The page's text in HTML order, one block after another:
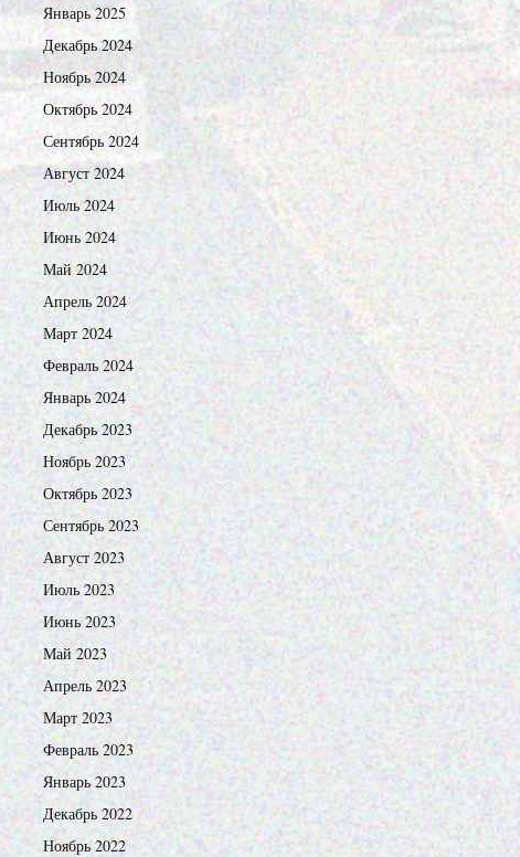
Январь 2025
Декабрь 2024
Ноябрь 2024
Октябрь 2024
Сентябрь 2024
Август 2024
Июль 2024
Июнь 2024
Май 2024
Апрель 2024
Март 2024
Февраль 2024
Январь 2024
Декабрь 2023
Ноябрь 2023
Октябрь 2023
Сентябрь 2023
Август 2023
Июль 2023
Июнь 2023
Май 2023
Апрель 2023
Март 2023
Февраль 2023
Январь 2023
Декабрь 2022
Ноябрь 2022